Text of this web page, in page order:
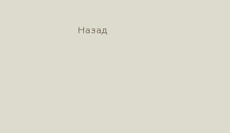
Назад